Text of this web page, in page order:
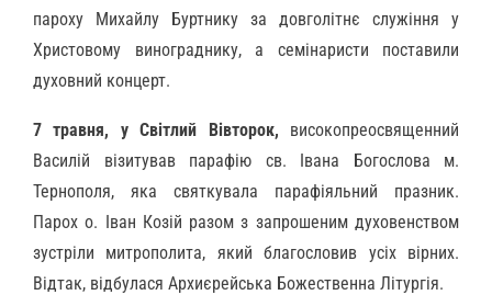
пароху Михайлу Буртнику за довголітнє служіння у
Христовому винограднику, а семінаристи поставили
духовний концерт.
7 травня, у Світлий Вівторок, високопреосвященний
Василій візитував парафію св. Івана Богослова м.
Тернополя, яка святкувала парафіяльний празник.
Парох о. Іван Козій разом з запрошеним духовенством
зустріли митрополита, який благословив усіх вірних.
Відтак, відбулася Архиєрейська Божественна Літургія.